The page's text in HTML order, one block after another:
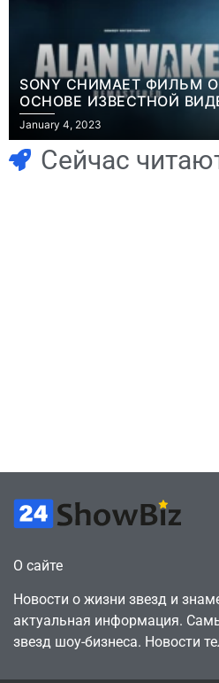
SONY СНИМАЕТ ФИЛЬМ
ОСНОВЕ ИЗВЕСТНОЙ
January 4, 2023
Сейчас
Игры
Часть геймеров
считает, что мы
О сайте
Новости о жизни звезд и
актуальная информация.
звезд шоу-бизнеса. Новости